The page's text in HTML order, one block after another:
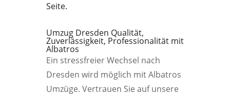
Seite.
Umzug Dresden Qualität,
Zuverlässigkeit, Professionalität mit
Albatros
Ein stressfreier Wechsel nach
Dresden wird möglich mit Albatros
Umzüge. Vertrauen Sie auf unsere